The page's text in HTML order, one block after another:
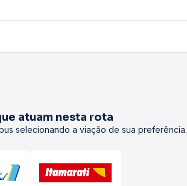
atuam nesta rota
selecionando a viação de sua preferência.